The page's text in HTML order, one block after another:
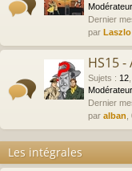
Dernier
par
HS15
Sujets : 12
Dernier
par alban
Les intégrales